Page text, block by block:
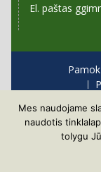
El. paštas
Proudly
Mes naudojame
naudotis
tolygu